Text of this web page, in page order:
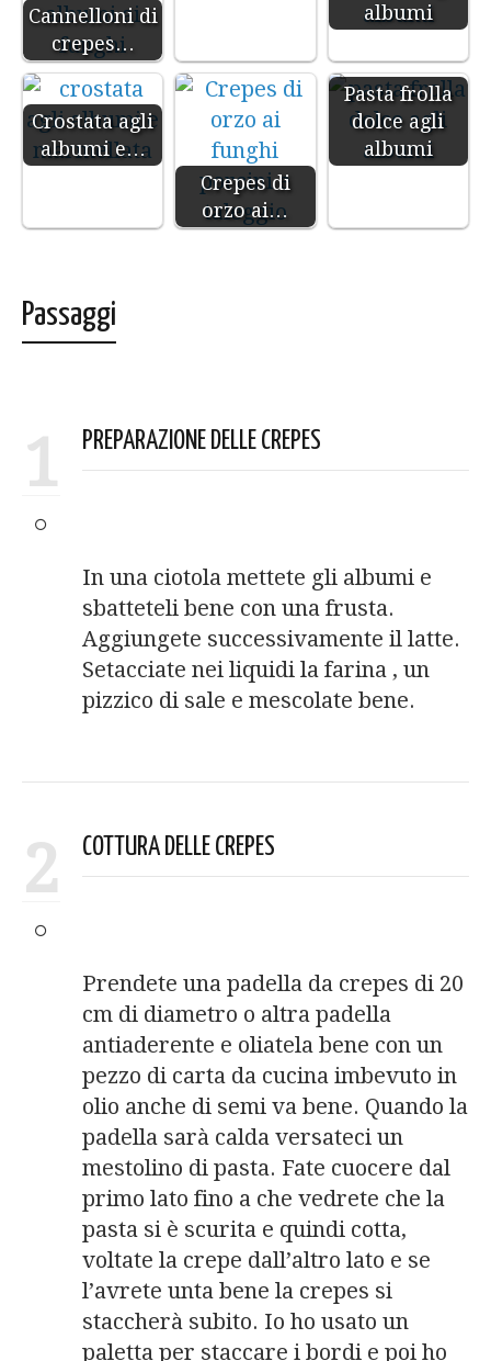
Cannelloni di
crepes…
albumi
Crostata agli
albumi e…
Crepes di
orzo ai…
Pasta frolla
dolce agli
albumi
Passaggi
1 PREPARAZIONE DELLE CREPES
In una ciotola mettete gli albumi e
sbatteteli bene con una frusta.
Aggiungete successivamente il latte.
Setacciate nei liquidi la farina , un
pizzico di sale e mescolate bene.
2 COTTURA DELLE CREPES
Prendete una padella da crepes di 20
cm di diametro o altra padella
antiaderente e oliatela bene con un
pezzo di carta da cucina imbevuto in
olio anche di semi va bene. Quando la
padella sarà calda versateci un
mestolino di pasta. Fate cuocere dal
primo lato fino a che vedrete che la
pasta si è scurita e quindi cotta,
voltate la crepe dall’altro lato e se
l’avrete unta bene la crepes si
staccherà subito. Io ho usato un
paletta per staccare i bordi e poi ho